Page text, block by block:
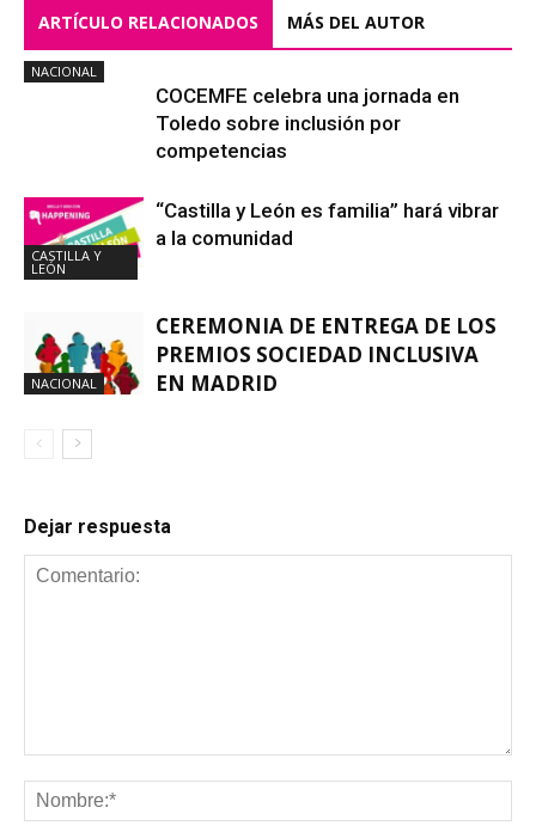
ARTÍCULO RELACIONADOS MÁS DEL AUTOR
NACIONAL
COCEMFE celebra una jornada en
Toledo sobre inclusión por
competencias
CASTILLA Y
LEÓN
“Castilla y León es familia” hará vibrar
a la comunidad
NACIONAL
CEREMONIA DE ENTREGA DE LOS
PREMIOS SOCIEDAD INCLUSIVA
EN MADRID
Dejar respuesta